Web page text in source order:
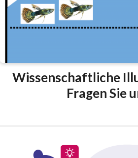
Wissenschaftliche
Fragen Sie